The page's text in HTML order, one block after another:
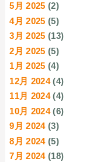
5月 2025 (2)
4月 2025 (5)
3月 2025 (13)
2月 2025 (5)
1月 2025 (4)
12月 2024(4)
11月 2024(4)
10月 2024(6)
9月 2024(3)
8月 2024(5)
7月 2024(18)